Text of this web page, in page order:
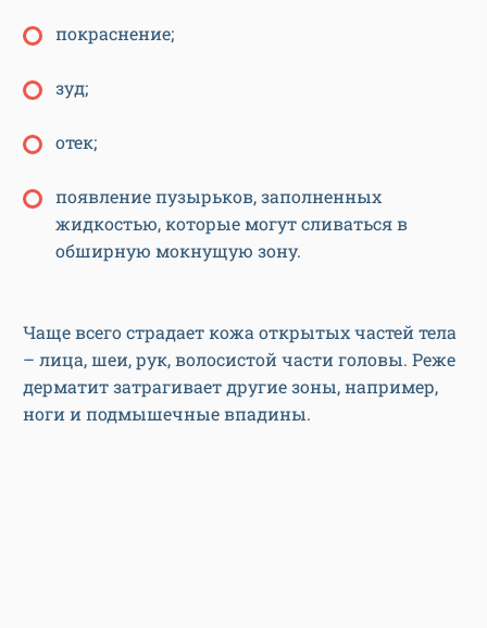
покраснение;
зуд;
отек;
появление пузырьков, заполненных
жидкостью, которые могут сливаться в
обширную мокнущую зону.
Чаще всего страдает кожа открытых частей тела
– лица, шеи, рук, волосистой части головы. Реже
дерматит затрагивает другие зоны, например,
ноги и подмышечные впадины.